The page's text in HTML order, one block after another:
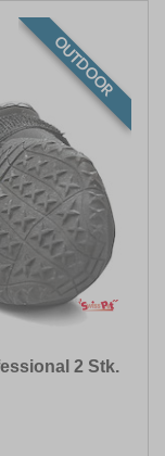
OUTDOOR
2 Stk.